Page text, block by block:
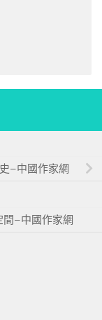
–中國作家網
–中國作家網